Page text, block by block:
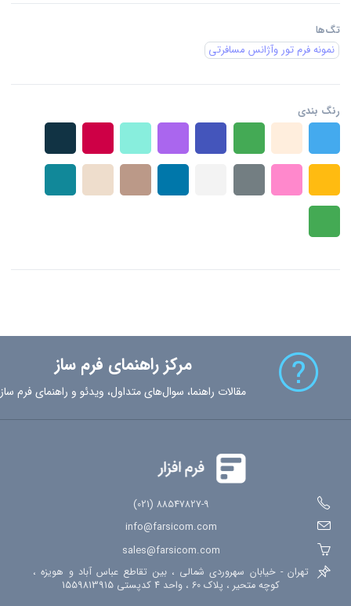
تگ‌ها
نمونه فرم تور وآژانس مسافرتی
رنگ بندی
مرکز راهنمای فرم ساز
مقالات راهنما، سوال‌های متداول، ویدئو و راهنمای فرم ساز
88547827-9 (021)
info@farsicom.com
sales@farsicom.com
تهران - خیابان سهروردی شمالی ، بین تقاطع عباس آباد و هویزه ،
کوچه متحیر ، پلاک 60 ، واحد 4 کدپستی 1559813915